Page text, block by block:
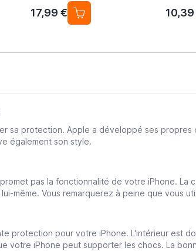
17,99 € 10,39
sa protection. Apple a développé ses
également son style.
pas la fonctionnalité de votre iPhone.
même. Vous remarquerez à peine que vous
protection pour votre iPhone. L'intérieur est
votre iPhone peut supporter les chocs. La